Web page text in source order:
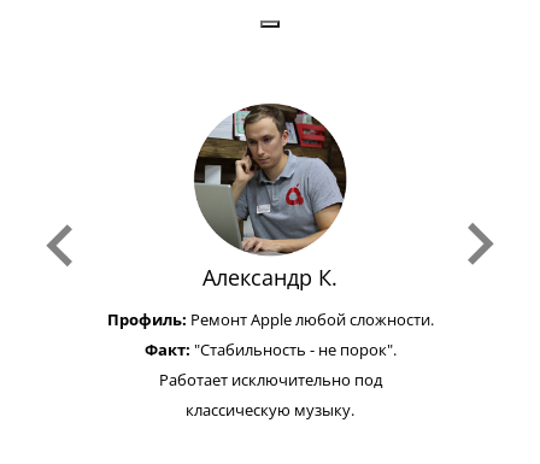
Александр К.
Профиль: Ремонт Apple любой сложности.
Факт: "Стабильность - не порок".
Работает исключительно под
классическую музыку.